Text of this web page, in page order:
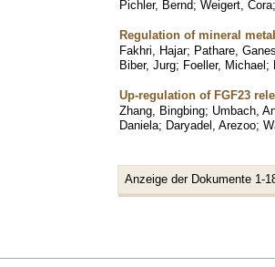
Pichler, Bernd; Weigert, Cora
Regulation of mineral
Fakhri, Hajar; Pathare,
Biber, Jurg; Foeller, Michael;
Up-regulation of FGF23
Zhang, Bingbing; Umbach,
Daniela; Daryadel, Arezoo;
Anzeige der Dokumente 1-